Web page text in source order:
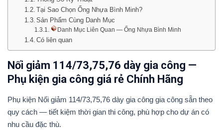
Tại Sao Chọn Ống Nhựa Bình Minh?
Sản Phẩm Cùng Danh Mục
Danh Mục Liên Quan — Ống Nhựa Bình Minh
Có liên quan
Nối giảm 114/73,75,76 dày gia công —
Phụ kiện gia công giá rẻ Chính Hãng
Phụ kiện Nối giảm 114/73,75,76 dày gia công gia công sẵn theo
quy cách — tiết kiệm thời gian thi công, phù hợp cho dự án có
nhu cầu đặc thù.